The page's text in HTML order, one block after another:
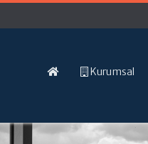
Kurumsal